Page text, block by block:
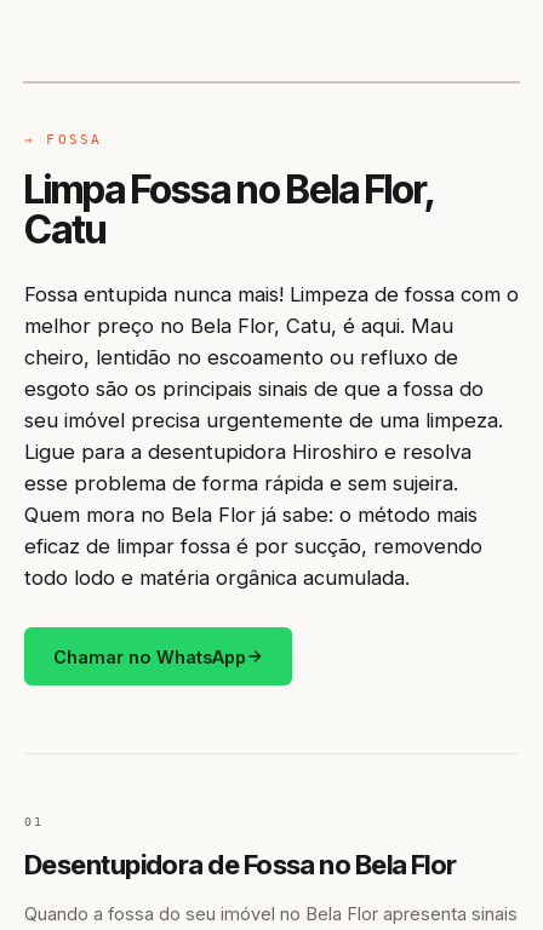
→ FOSSA
Limpa Fossa no Bela Flor,
Catu
Fossa entupida nunca mais! Limpeza de fossa com o
melhor preço no Bela Flor, Catu, é aqui. Mau
cheiro, lentidão no escoamento ou refluxo de
esgoto são os principais sinais de que a fossa do
seu imóvel precisa urgentemente de uma limpeza.
Ligue para a desentupidora Hiroshiro e resolva
esse problema de forma rápida e sem sujeira.
Quem mora no Bela Flor já sabe: o método mais
eficaz de limpar fossa é por sucção, removendo
todo lodo e matéria orgânica acumulada.
Chamar no WhatsApp
01
Desentupidora de Fossa no Bela Flor
Quando a fossa do seu imóvel no Bela Flor apresenta sinais